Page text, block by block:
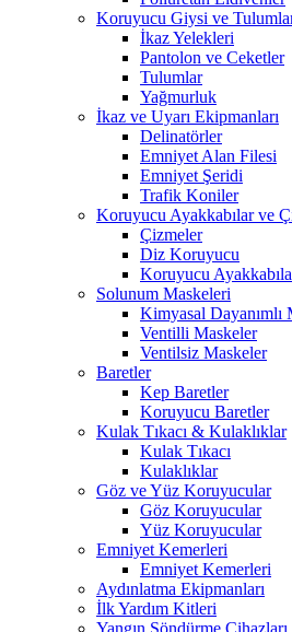
Koruyucu Giysi ve
İkaz Yelekleri
Pantolon ve Ceketler
Tulumlar
Yağmurluk
İkaz ve Uyarı Ekipmanları
Delinatörler
Emniyet Alan Filesi
Emniyet Şeridi
Trafik Koniler
Koruyucu Ayakkabılar ve
Çizmeler
Diz Koruyucu
Koruyucu
Solunum Maskeleri
Kimyasal Dayanımlı
Ventilli Maskeler
Ventilsiz Maskeler
Baretler
Kep Baretler
Koruyucu Baretler
Kulak Tıkacı & Kulaklıklar
Kulak Tıkacı
Kulaklıklar
Göz ve Yüz Koruyucular
Göz Koruyucular
Yüz Koruyucular
Emniyet Kemerleri
Emniyet Kemerleri
Aydınlatma Ekipmanları
İlk Yardım Kitleri
Yangın Söndürme Cihazları